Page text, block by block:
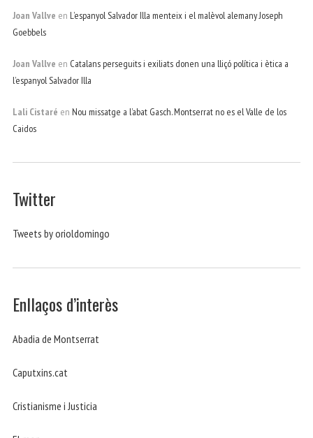
Joan Vallve en L’espanyol Salvador Illa menteix i el malèvol alemany Joseph
Goebbels
Joan Vallve en Catalans perseguits i exiliats donen una lliçó política i ètica a
l’espanyol Salvador Illa
Lali Cistaré en Nou missatge a l’abat Gasch. Montserrat no es el Valle de los
Caidos
Twitter
Tweets by orioldomingo
Enllaços d’interès
Abadia de Montserrat
Caputxins.cat
Cristianisme i Justicia